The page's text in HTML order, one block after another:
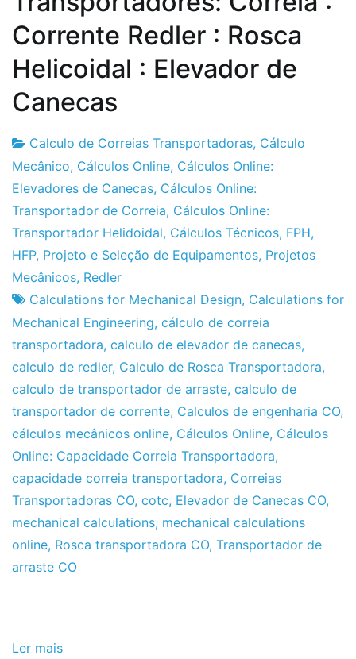
Corrente Redler : Rosca
Helicoidal : Elevador de
Canecas
Fabrica
do
Projeto
16
de
Junho
de
2021
Calculo de Correias Transportadoras, Cálculo
Mecânico, Cálculos Online, Cálculos Online:
Elevadores de Canecas, Cálculos Online:
Transportador de Correia, Cálculos Online:
Transportador Helidoidal, Cálculos Técnicos, FPH,
HFP, Projeto e Seleção de Equipamentos, Projetos
Mecânicos, Redler
Calculations for Mechanical Design, Calculations for
Mechanical Engineering, cálculo de correia
transportadora, calculo de elevador de canecas,
calculo de redler, Calculo de Rosca Transportadora,
calculo de transportador de arraste, calculo de
transportador de corrente, Calculos de engenharia CO,
cálculos mecânicos online, Cálculos Online, Cálculos
Online: Capacidade Correia Transportadora,
capacidade correia transportadora, Correias
Transportadoras CO, cotc, Elevador de Canecas CO,
mechanical calculations, mechanical calculations
online, Rosca transportadora CO, Transportador de
arraste CO
Ler mais